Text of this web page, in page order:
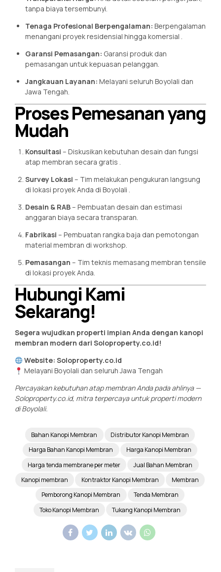
tanpa biaya tersembunyi.
Tenaga Profesional Berpengalaman: Berpengalaman
menangani proyek residensial hingga komersial .
Garansi Pemasangan: Garansi produk dan
pemasangan untuk kepuasan pelanggan.
Jangkauan Layanan: Melayani seluruh Boyolali dan
Jawa Tengah.
Proses Pemesanan yang
Mudah
Konsultasi – Diskusikan kebutuhan desain dan fungsi
atap membran secara gratis .
Survey Lokasi – Tim melakukan pengukuran langsung
di lokasi proyek Anda di Boyolali .
Desain & RAB– Pembuatan desain dan estimasi
anggaran biaya secara transparan.
Fabrikasi – Pembuatan rangka baja dan pemotongan
material membran di workshop.
Pemasangan – Tim teknis memasang membran tensile
di lokasi proyek Anda.
Hubungi Kami
Sekarang!
Segera wujudkan properti impian Anda dengan kanopi
membran modern dari Soloproperty.co.id!
Website: Soloproperty.co.id
Melayani Boyolali dan seluruh Jawa Tengah
Percayakan kebutuhan atap membran Anda pada ahlinya —
Soloproperty.co.id, mitra terpercaya untuk properti modern
di Boyolali.
Bahan Kanopi Membran
Distributor Kanopi Membran
Harga Bahan Kanopi Membran
Harga Kanopi Membran
Harga tenda membrane per meter
Jual Bahan Membran
Kanopi membran
Kontraktor Kanopi Membran
Membran
Pemborong Kanopi Membran
Tenda Membran
Toko Kanopi Membran
Tukang Kanopi Membran